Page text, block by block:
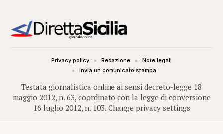
Testata giornalistica online ai sensi decreto-legge 18
maggio 2012, n. 63, coordinato con la legge di conversione
16 luglio 2012, n. 103. Change privacy settings
Privacy policy Redazione
Note legali
Invia un comunicato stampa